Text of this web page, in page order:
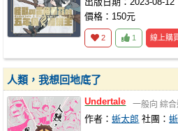
價格：150元
2 1 線上購
人類，我想回地底了
Undertale 一般向 綜
作者：蜥太郎 社團：